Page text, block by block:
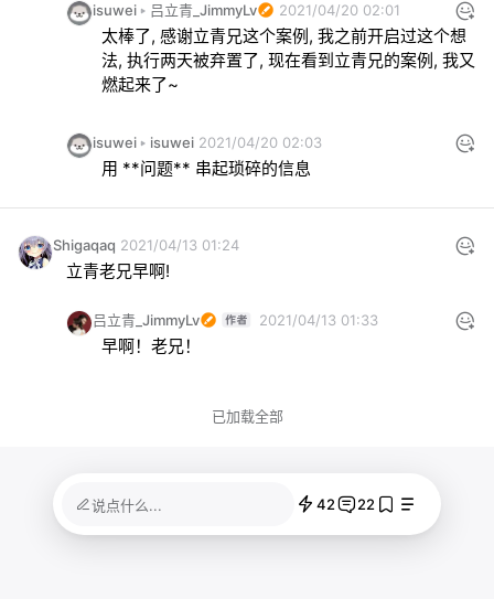
isuwei 吕立青_JimmyLv 2021/04/20 02:01
太棒了, 感谢立青兄这个案例, 我之前开启过这个想
法, 执行两天被弃置了, 现在看到立青兄的案例, 我又
燃起来了~
isuwei isuwei 2021/04/20 02:03
用 **问题** 串起琐碎的信息
Shigaqaq 2021/04/13 01:24
立青老兄早啊!
吕立青_JimmyLv 2021/04/13 01:33
早啊！老兄！
已加载全部
说点什么... 42 22